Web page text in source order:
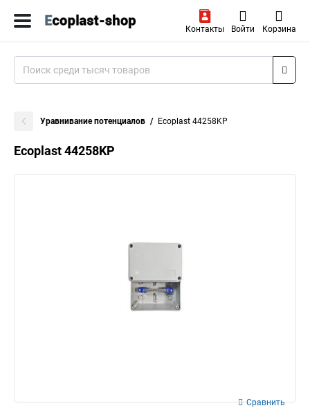
Контакты Войти Корзина
Уравнивание потенциалов Ecoplast 44258KP
Ecoplast 44258KP
Сравнить